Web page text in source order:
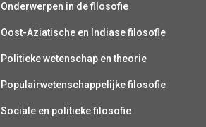
Onderwerpen in de filosofie
Oost-Aziatische en Indiase filosofie
Politieke wetenschap en theorie
Populairwetenschappelijke filosofie
Sociale en politieke filosofie